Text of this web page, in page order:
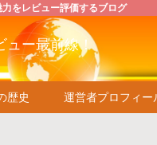
をレビュー評価するブログ
ュー最前線！
歴史 運営者プロフィー